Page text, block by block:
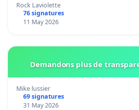
Rock Laviolette
76 signatures
11 May 2026
Demandons plus de
Mike lussier
69 signatures
31 May 2026